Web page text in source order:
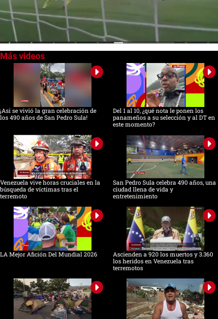
seconds
¡Así se vivió la gran celebración de
los 490 años de San Pedro Sula!
Del 1 al 10, ¿qué nota le ponen los
panameños a su selección y al DT en
este momento?
Venezuela vive horas cruciales en la
búsqueda de víctimas tras el
terremoto
San Pedro Sula celebra 490 años, una
ciudad llena de vida y
entretenimiento
LA Mejor Afición Del Mundial 2026
Ascienden a 920 los muertos y 3.360
los heridos en Venezuela tras
terremotos